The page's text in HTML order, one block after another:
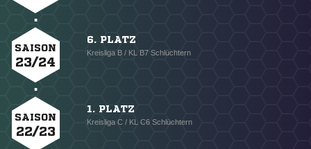
SAISON
23/24
6. PLATZ
Kreisliga B / KL B7 Schlüchtern
SAISON
22/23
1. PLATZ
Kreisliga C / KL C6 Schlüchtern